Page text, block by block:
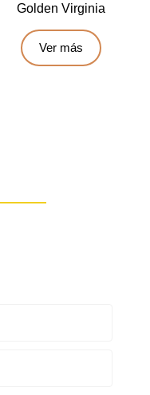
Golden Virginia
Ver más